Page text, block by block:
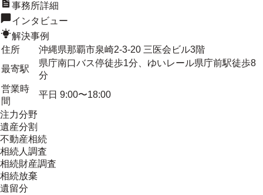
事務所詳細
インタビュー
解決事例
住所
沖縄県那覇市泉崎2-3-20 三医会ビル3階
最寄駅
県庁南口バス停徒歩1分、ゆいレール県庁前駅徒歩8
分
営業時
間
平日 9:00〜18:00
注力分野
遺産分割
不動産相続
相続人調査
相続財産調査
相続放棄
遺留分